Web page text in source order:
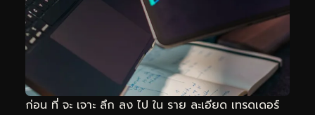
ก่อน ที่ จะ เจาะ ลึก ลง ไป ใน ราย ละเอียด เทรดเดอร์